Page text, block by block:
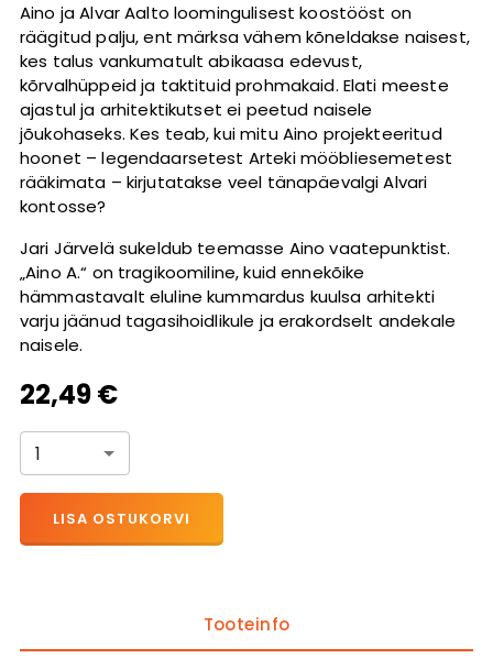
Aino ja Alvar Aalto loomingulisest koostööst on
räägitud palju, ent märksa vähem kõneldakse naisest,
kes talus vankumatult abikaasa edevust,
kõrvalhüppeid ja taktituid prohmakaid. Elati meeste
ajastul ja arhitektikutset ei peetud naisele
jõukohaseks. Kes teab, kui mitu Aino projekteeritud
hoonet – legendaarsetest Arteki mööbliesemetest
rääkimata – kirjutatakse veel tänapäevalgi Alvari
kontosse?
Jari Järvelä sukeldub teemasse Aino vaatepunktist.
„Aino A.“ on tragikoomiline, kuid ennekõike
hämmastavalt eluline kummardus kuulsa arhitekti
varju jäänud tagasihoidlikule ja erakordselt andekale
naisele.
22,49 €
1
LISA OSTUKORVI
Tooteinfo